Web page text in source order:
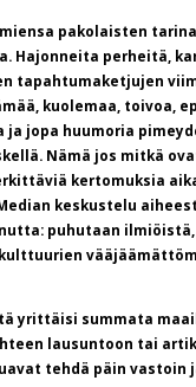
pakolaisten
Hajonneita perheitä,
tapahtumaketjujen
kuolemaa, toivoa,
jopa huumoria
Nämä jos mitkä
kertomuksia
keskustelu
puhutaan
yrittäisi summata
lausuntoon tai
tehdä päin vastoin